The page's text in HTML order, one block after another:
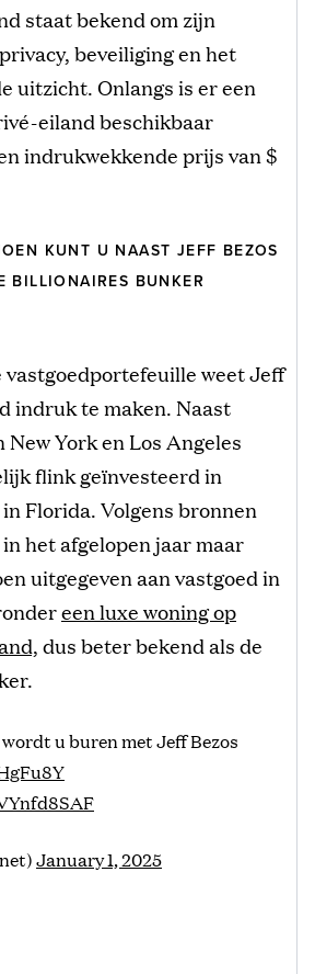
staat bekend om zijn
beveiliging en het
uitzicht. Onlangs is er een
eiland beschikbaar
indrukwekkende prijs van $
KUNT U NAAST JEFF BEZOS
BILLIONAIRES BUNKER
weet Jeff
indruk te maken. Naast
York en Los Angeles
flink geïnvesteerd in
Florida. Volgens bronnen
het afgelopen jaar maar
uitgegeven aan vastgoed in
een luxe woning op
dus beter bekend als de
u buren met Jeff Bezos
January 1, 2025